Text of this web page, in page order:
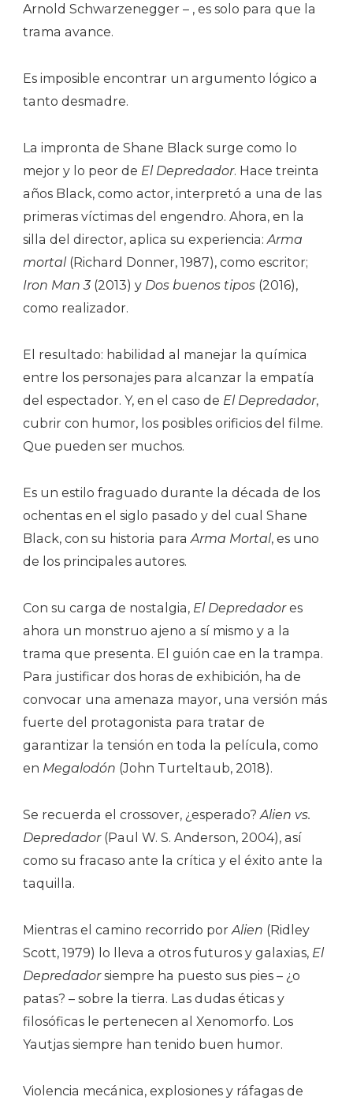
Arnold Schwarzenegger – , es solo para que la
trama avance.
Es imposible encontrar un argumento lógico a
tanto desmadre.
La impronta de Shane Black surge como lo
mejor y lo peor de El Depredador. Hace treinta
años Black, como actor, interpretó a una de las
primeras víctimas del engendro. Ahora, en la
silla del director, aplica su experiencia:Arma
mortal(Richard Donner, 1987), como escritor;
Iron Man 3 (2013) y Dos buenos tipos (2016),
como realizador.
El resultado: habilidad al manejar la química
entre los personajes para alcanzar la empatía
del espectador. Y, en el caso de El Depredador,
cubrir con humor, los posibles orificios del filme.
Que pueden ser muchos.
Es un estilo fraguado durante la década de los
ochentas en el siglo pasado y del cual Shane
Black, con su historia paraArma Mortal, es uno
de los principales autores.
Con su carga de nostalgia, El Depredadores
ahora un monstruo ajeno a sí mismo y a la
trama que presenta. El guión cae en la trampa.
Para justificar dos horas de exhibición, ha de
convocar una amenaza mayor, una versión más
fuerte del protagonista para tratar de
garantizar la tensión en toda la película, como
en Megalodón (John Turteltaub, 2018).
Se recuerda el crossover, ¿esperado?Alien vs.
Depredador(Paul W. S. Anderson, 2004), así
como su fracaso ante la crítica y el éxito ante la
taquilla.
Mientras el camino recorrido porAlien (Ridley
Scott, 1979) lo lleva a otros futuros y galaxias, El
Depredadorsiempre ha puesto sus pies – ¿o
patas? – sobre la tierra. Las dudas éticas y
filosóficas le pertenecen al Xenomorfo. Los
Yautjas siempre han tenido buen humor.
Violencia mecánica, explosiones y ráfagas de